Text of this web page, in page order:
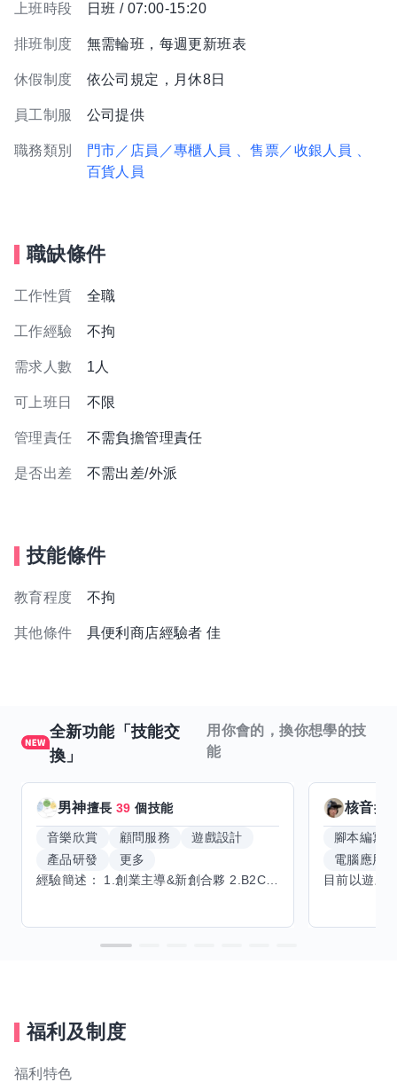
上班時段 日班 / 07:00-15:20
排班制度 無需輪班，每週更新班表
休假制度 依公司規定，月休8日
員工制服 公司提供
職務類別 門市／店員／專櫃人員 、售票／收銀人員
百貨人員
職缺條件
工作性質 全職
工作經驗 不拘
需求人數 1人
可上班日 不限
管理責任 不需負擔管理責任
是否出差 不需出差/外派
技能條件
教育程度 不拘
其他條件 具便利商店經驗者 佳
全新功能「技能交
換」
用你會的，換你想學的技
能
男神擅長39 個技能
音樂欣賞 顧問服務
遊戲設計
產品研發
更多
核音擅
腳本編寫
電腦應用
福利及制度
福利特色